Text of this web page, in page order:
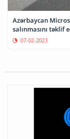
Azərbaycan
salınmasını təklif
07-02-2023